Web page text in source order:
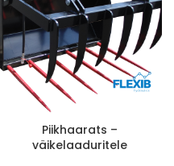
Piikhaarats –
väikelaaduritele